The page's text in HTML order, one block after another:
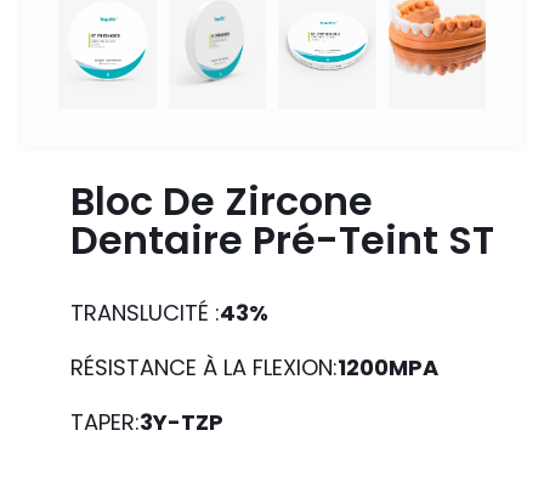
Bloc De Zircone
Dentaire Pré-Teint ST
TRANSLUCITÉ :43%
RÉSISTANCE À LA FLEXION:1200MPA
TAPER:3Y-TZP